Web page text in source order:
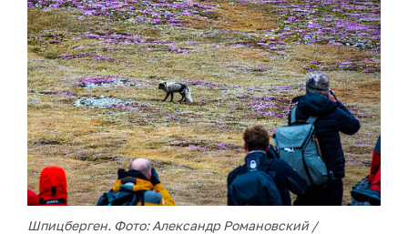
Шпицберген. Фото: Александр Романовский /